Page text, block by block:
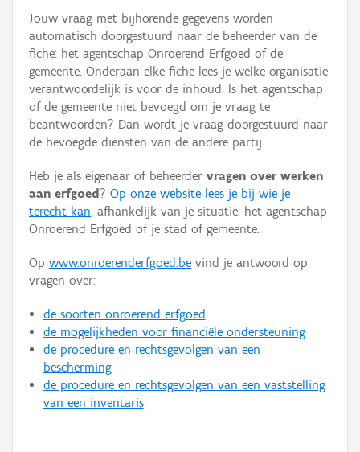
Waarneming
Thema
Gebeurtenis
Persoon of collectief
Hergebruik
Aanmelden
Jouw vraag met bijhorende gegevens worden
automatisch doorgestuurd naar de beheerder van de
fiche: het agentschap Onroerend Erfgoed of de
gemeente. Onderaan elke fiche lees je welke organisatie
verantwoordelijk is voor de inhoud. Is het agentschap
of de gemeente niet bevoegd om je vraag te
beantwoorden? Dan wordt je vraag doorgestuurd naar
de bevoegde diensten van de andere partij.
Heb je als eigenaar of beheerder vragen over werken
aan erfgoed ? Op onze website lees je bij wie je
terecht kan, afhankelijk van je situatie: het agentschap
Onroerend Erfgoed of je stad of gemeente.
Op www.onroerenderfgoed.be vind je antwoord op
vragen over:
de soorten onroerend erfgoed
de mogelijkheden voor financiële ondersteuning
de procedure en rechtsgevolgen van een
bescherming
de procedure en rechtsgevolgen van een vaststelling
van een inventaris